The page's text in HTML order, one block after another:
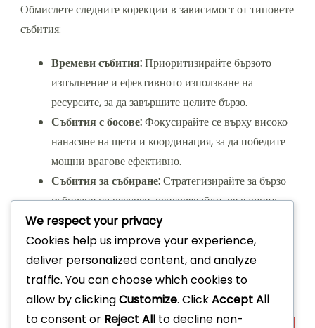
Обмислете следните корекции в зависимост от типовете
събития:
Времеви събития:Приоритизирайте бързото
изпълнение и ефективното използване на
ресурсите, за да завършите целите бързо.
Събития с босове:Фокусирайте се върху високо
нанасяне на щети и координация, за да победите
мощни врагове ефективно.
Събития за събиране:Стратегизирайте за бързо
събиране на ресурси, осигурявайки, че вашият
екип покрива повече територия.
Чрез адаптиране на методите си към специфичните
изисквания на всеки тип събитие, можете да подобрите
общото си представяне и придобиване на награди.
We respect your privacy
Cookies help us improve your experience,
deliver personalized content, and analyze
traffic. You can choose which cookies to
allow by clickingCustomize. ClickAccept All
to consent or Reject All to decline non-